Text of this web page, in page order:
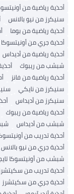
من أونيتسوكا تايجر
نيو بالانس
أحذية
من بوما
أحذية
من أونيتسوكا تايجر
من أديداس
أحذية لي
ريبوك
أحذية بوما
من فانز
أحذية تدريب
نايكي
سنيكرز من
أديداس
أحذية رياضية
من ريبوك
أحذية
أديداس
شبشب من بوما
من أونيتسوكا تايجر
من نيو بالانس
أحذية
تايجر
أحذية
من سكيتشرز
أحذية
من سكيتشرز
سنيكرز